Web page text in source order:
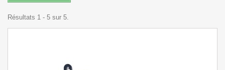
Résultats 1 - 5 sur 5.